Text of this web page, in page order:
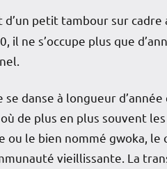
petit tambour sur cadre
il ne s’occupe plus que
danse à longueur
de plus en plus souvent
ou le bien nommé gwoka,
vieillissante. La